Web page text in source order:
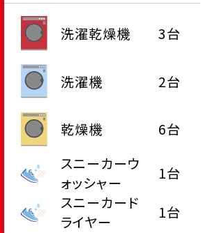
洗濯乾燥機 3台
洗濯機 2台
乾燥機
6台
スニーカーウ
ォッシャー
1台
スニーカード
ライヤー
1台